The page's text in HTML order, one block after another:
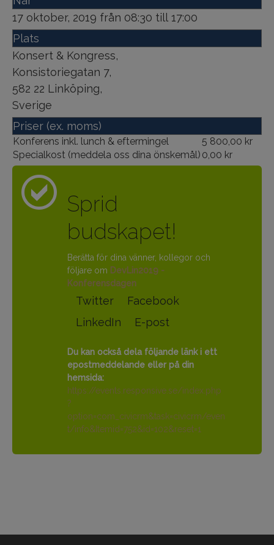
17 oktober, 2019 från 08:30 till 17:00
Plats
Konsert & Kongress,
Konsistoriegatan 7,
582 22 Linköping,
Sverige
Priser (ex. moms)
Konferens inkl. lunch & eftermingel
5 800,00 kr
Specialkost (meddela oss dina önskemål) 0,00 kr
Sprid
budskapet!
Berätta för dina vänner, kollegor och
följare om DevLin2019 -
Konferensdagen
Twitter
Facebook
LinkedIn
E-post
Du kan också dela följande länk i ett
epostmeddelande eller på din
hemsida:
https://events.responsive.se/index.php
?
option=com_civicrm&task=civicrm/even
t/info&Itemid=752&id=102&reset=1